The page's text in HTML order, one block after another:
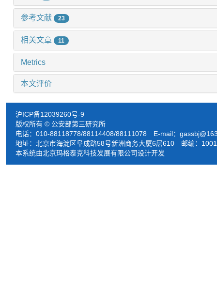
参考文献 23
相关文章 11
Metrics
本文评价
沪ICP备12039260号-9
版权所有 © 公安部第三研究所
电话：010-88118778/88114408/88111078 E-mail：
地址：北京市海淀区阜成路58号新洲商务大厦6层610 邮编：
本系统由北京玛格泰克科技发展有限公司设计开发